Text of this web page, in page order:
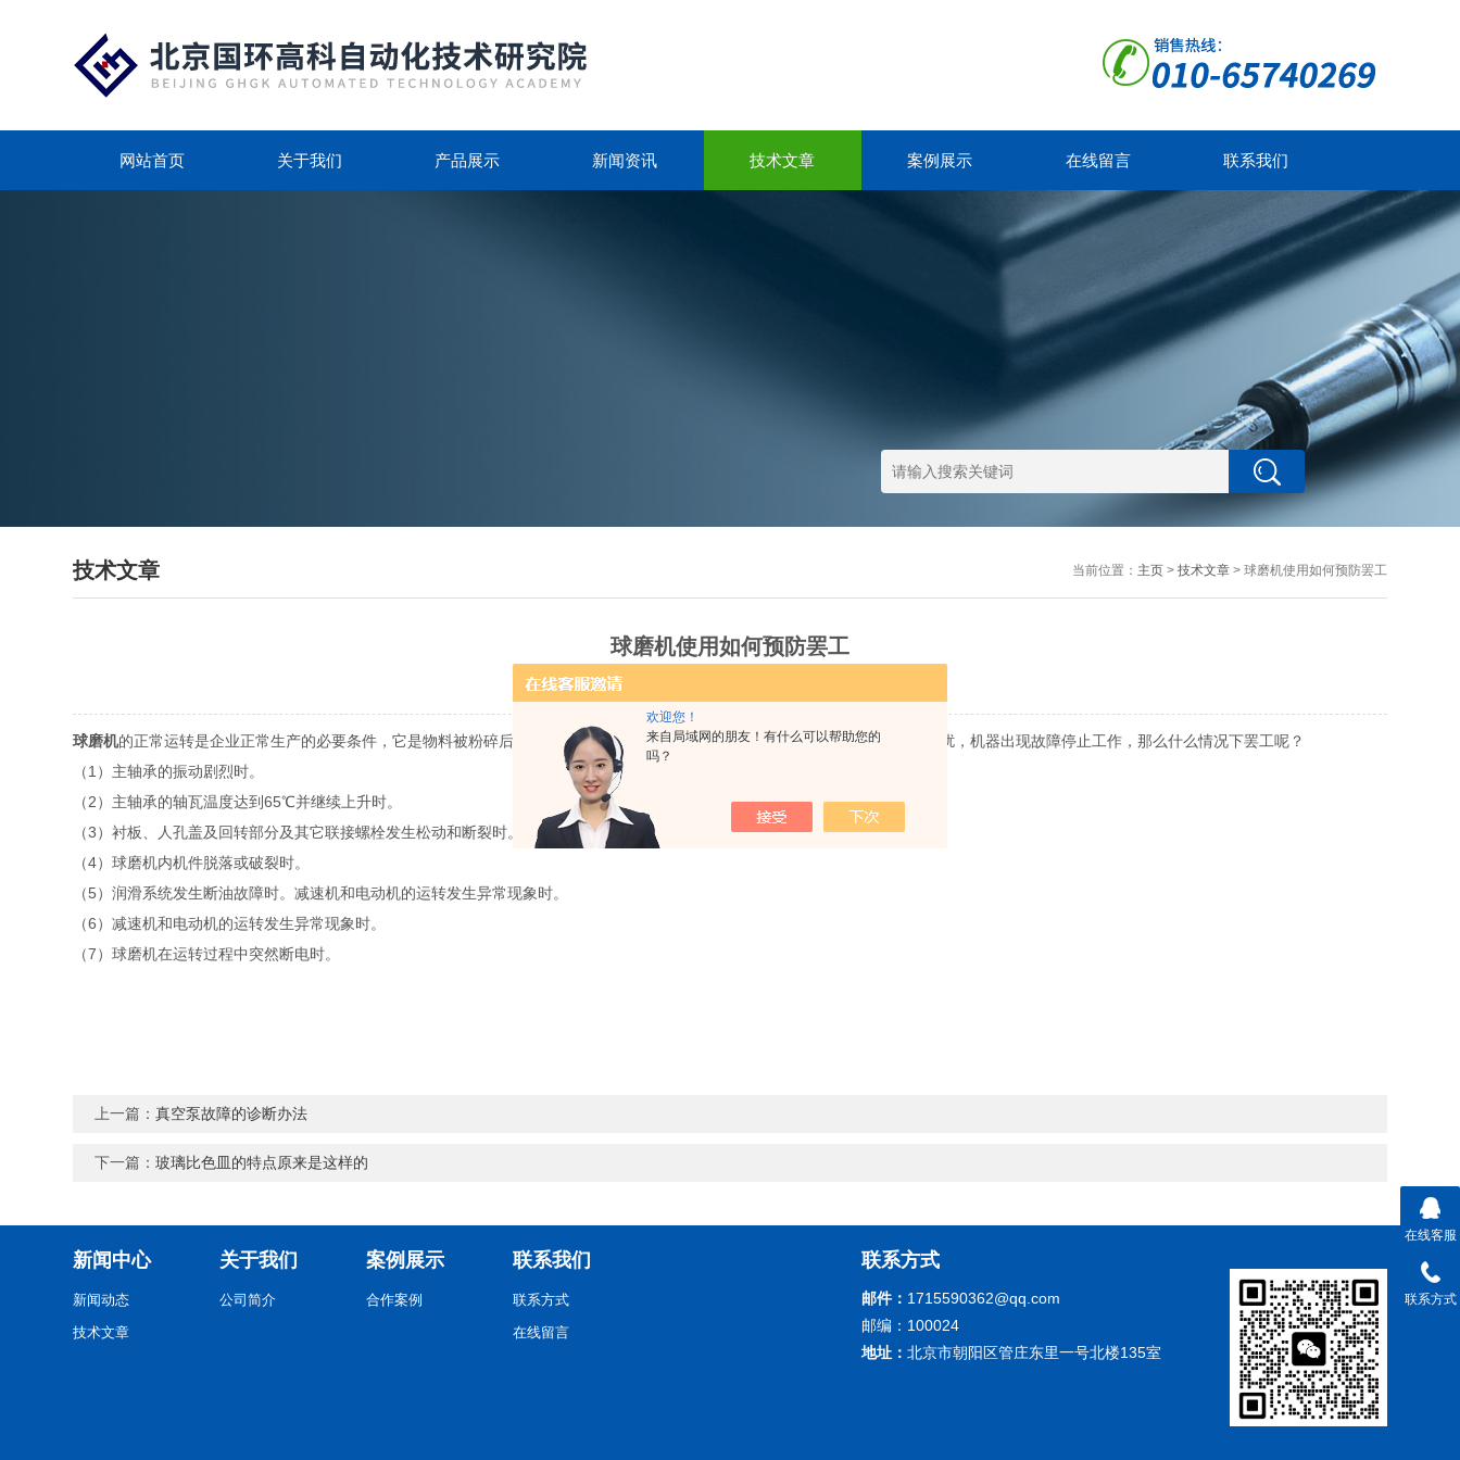
欢迎您！
来自局域网的朋友！有什么可以帮助您的
吗？
网站首页 关于我们 产品展示 新闻资讯 技术文章 案例展示 在线留言 联系我们
技术文章 当前位置： 主页> 技术文章> 球磨机使用如何预防罢工
球磨机使用如何预防罢工
更新时间：2015-11-24 点击次数：2531
球磨机的正常运转是企业正常生产的必要条件，它是物料被粉碎后，再粉碎的关键设备。但是生产过程中一不留神，就可能造成困扰，机器出现故障停止工作，那么什么情况下罢工呢？
（1）主轴承的振动剧烈时。
（2）主轴承的轴瓦温度达到65℃并继续上升时。
（3）衬板、人孔盖及回转部分及其它联接螺栓发生松动和断裂时。
（4）球磨机内机件脱落或破裂时。
（5）润滑系统发生断油故障时。减速机和电动机的运转发生异常现象时。
（6）减速机和电动机的运转发生异常现象时。
（7）球磨机在运转过程中突然断电时。
上一篇：真空泵故障的诊断办法
下一篇：玻璃比色皿的特点原来是这样的
新闻中心
新闻动态
技术文章
关于我们
公司简介
案例展示
合作案例
联系我们
联系方式
在线留言
联系方式
邮件： 1715590362@qq.com
邮编：100024
地址： 北京市朝阳区管庄东里一号北楼135室
在线客服
联系方式